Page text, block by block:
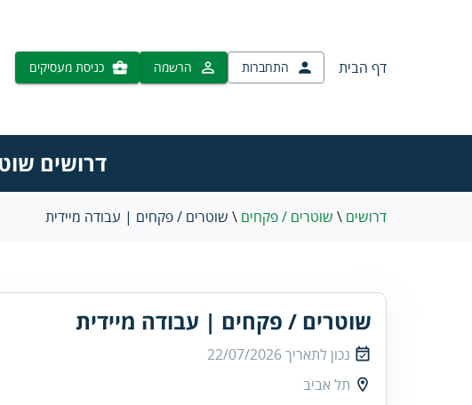
דף הבית התחברות הרשמה כניסת מעסיקים
דרושים
דרושים \ שוטרים / פקחים \ שוטרים / פקחים | עבודה מיידית
שוטרים / פקחים | עבודה מיידית
נכון לתאריך22/07/2026
תל אביב